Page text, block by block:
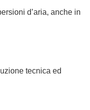
d’aria, anche in
tecnica ed